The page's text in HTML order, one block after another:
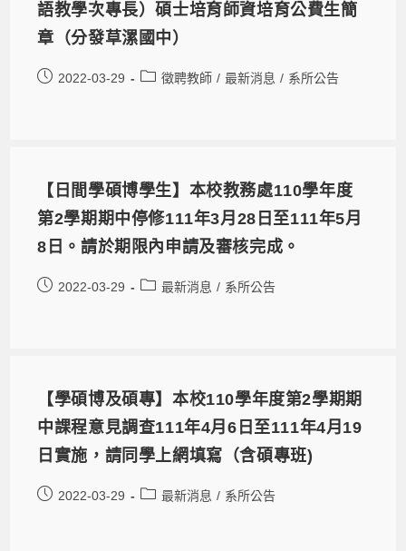
語教學次專長）碩士培育師資培育公費生簡
章（分發草漯國中）
2022-03-29 徵聘教師 / 最新消息 / 系所公告
【日間學碩博學生】本校教務處110學年度
第2學期期中停修111年3月28日至111年5月
8日。請於期限內申請及審核完成。
2022-03-29 最新消息 / 系所公告
【學碩博及碩專】本校110學年度第2學期期
中課程意見調查111年4月6日至111年4月19
日實施，請同學上網填寫（含碩專班)
2022-03-29 最新消息 / 系所公告